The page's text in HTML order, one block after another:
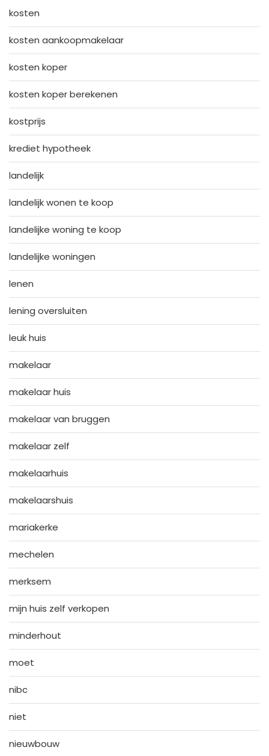
kosten
kosten aankoopmakelaar
kosten koper
kosten koper berekenen
kostprijs
krediet hypotheek
landelijk
landelijk wonen te koop
landelijke woning te koop
landelijke woningen
lenen
lening oversluiten
leuk huis
makelaar
makelaar huis
makelaar van bruggen
makelaar zelf
makelaarhuis
makelaarshuis
mariakerke
mechelen
merksem
mijn huis zelf verkopen
minderhout
moet
nibc
niet
nieuwbouw